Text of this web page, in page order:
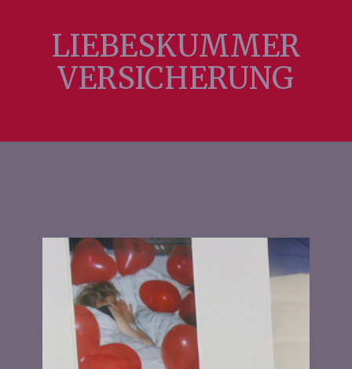
LIEBESKUMMER
VERSICHERUNG